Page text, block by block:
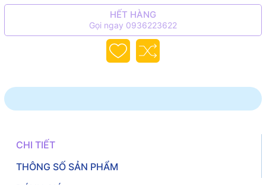
HẾT HÀNG
Gọi ngay 0936223622
CHI TIẾT
THÔNG SỐ SẢN PHẨM